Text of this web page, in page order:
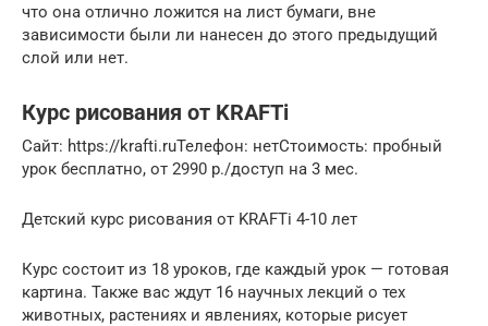
что она отлично ложится на лист бумаги, вне
зависимости были ли нанесен до этого предыдущий
слой или нет.
Курс рисования от KRAFTi
Сайт: https://krafti.ruТелефон: нетСтоимость: пробный
урок бесплатно, от 2990 р./доступ на 3 мес.
Детский курс рисования от KRAFTi 4-10 лет
Курс состоит из 18 уроков, где каждый урок — готовая
картина. Также вас ждут 16 научных лекций о тех
животных, растениях и явлениях, которые рисует